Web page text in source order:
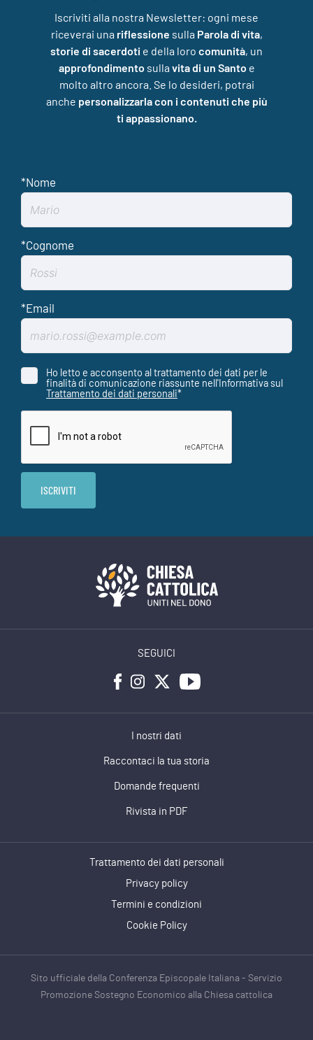
Iscriviti alla nostra Newsletter: ogni mese
riceverai una riflessione sulla Parola di vita,
storie di sacerdoti e della loro comunità, un
approfondimento sulla vita di un Santo e
molto altro ancora. Se lo desideri, potrai
anche personalizzarla con i contenuti che più
ti appassionano.
Ho letto e acconsento al trattamento dei dati per le
finalità di comunicazione riassunte nell'Informativa sul
Trattamento dei dati personali*
SEGUICI
I nostri dati
Raccontaci la tua storia
Domande frequenti
Rivista in PDF
Trattamento dei dati personali
Privacy policy
Termini e condizioni
Cookie Policy
Sito ufficiale della Conferenza Episcopale Italiana - Servizio
Promozione Sostegno Economico alla Chiesa cattolica